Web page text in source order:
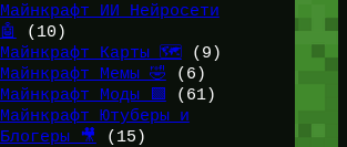
Майнкрафт ИИ Нейросети
🤖
(10)
Майнкрафт Карты 🗺️(9)
Майнкрафт Мемы 🤣 (6)
Майнкрафт Моды 🟩 (61)
Майнкрафт Ютуберы и
Блогеры 🎥
(15)